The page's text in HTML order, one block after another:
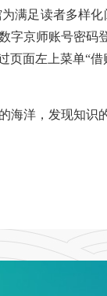
满足读者多样
字京师账号密码
面左上菜单“
洋，发现知识